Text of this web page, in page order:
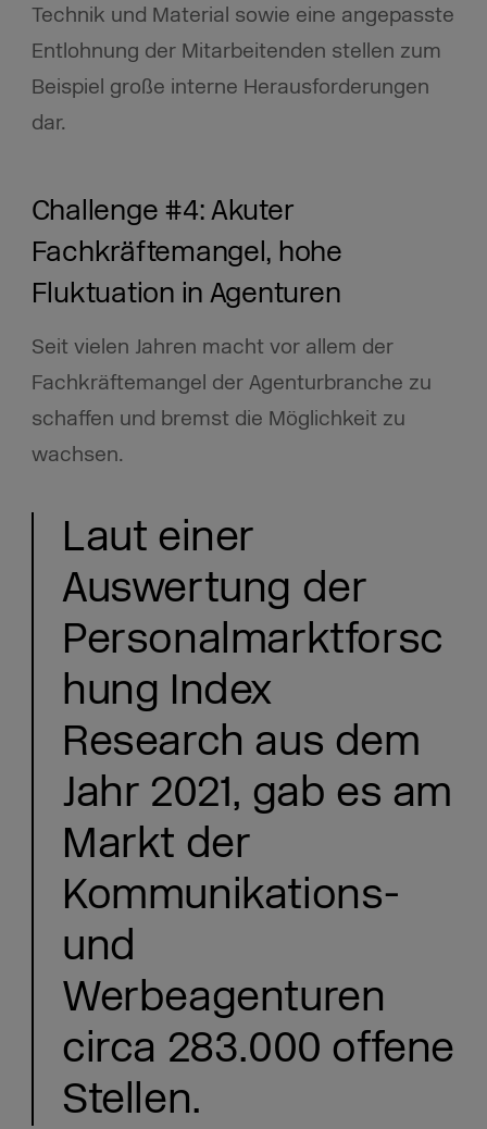
Technik und Material sowie eine angepasste
Entlohnung der Mitarbeitenden stellen zum
Beispiel große interne Herausforderungen
dar.
Challenge #4: Akuter
Fachkräftemangel, hohe
Fluktuation in Agenturen
Seit vielen Jahren macht vor allem der
Fachkräftemangel der Agenturbranche zu
schaffen und bremst die Möglichkeit zu
wachsen.
Laut einer
Auswertung der
Personalmarktforsc
hung Index
Research aus dem
Jahr 2021, gab es am
Markt der
Kommunikations-
und
Werbeagenturen
circa 283.000 offene
Stellen.